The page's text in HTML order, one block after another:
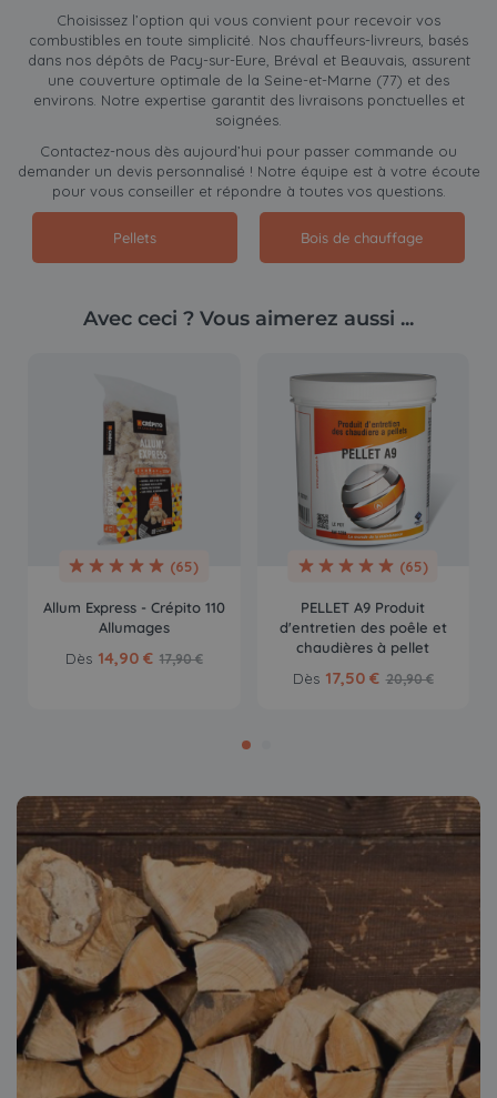
Choisissez l’option qui vous convient pour recevoir vos
combustibles en toute simplicité. Nos chauffeurs-livreurs, basés
dans nos dépôts de Pacy-sur-Eure, Bréval et Beauvais, assurent
une couverture optimale de la Seine-et-Marne (77) et des
environs. Notre expertise garantit des livraisons ponctuelles et
soignées.
Contactez-nous dès aujourd’hui pour passer commande ou
demander un devis personnalisé ! Notre équipe est à votre écoute
pour vous conseiller et répondre à toutes vos questions.
Pellets Bois de chauffage
Avec ceci ? Vous aimerez aussi ...
(65)
Allum Express - Crépito 110
Allumages
Dès 14,90 € 17,90 €
(65)
PELLET A9 Produit
d'entretien des poêle et
chaudières à pellet
Dès 17,50 € 20,90 €